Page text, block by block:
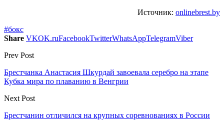
Источник: onlinebrest.by
#бокс
Share VKOK.ruFacebookTwitterWhatsAppTelegramViber
Prev Post
Брестчанка Анастасия Шкурдай завоевала серебро на этапе
Кубка мира по плаванию в Венгрии
Next Post
Брестчанин отличился на крупных соревнованиях в России